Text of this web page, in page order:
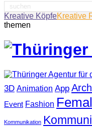
Suche
nach:
Kreative KöpfeKreative
themen
3D Animation App
Event Fashion
Kommunikation